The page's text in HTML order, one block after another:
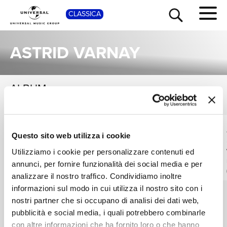
Questo sito web utilizza i cookie
Utilizziamo i cookie per personalizzare contenuti ed
annunci, per fornire funzionalità dei social media e per
analizzare il nostro traffico. Condividiamo inoltre
informazioni sul modo in cui utilizza il nostro sito con i
nostri partner che si occupano di analisi dei dati web,
pubblicità e social media, i quali potrebbero combinarle
con altre informazioni che ha fornito loro o che hanno
CLASSICA
ASTRID VARNAY
ALBUM
VEDI TUTTI
KIRSTEN FLAGSTAD,
BIRGIT NILSSON,
ASTRID VARNAY
Great Wagner
Singers
Digitale
ASTRID VARNAY
Astrid Varnay -
Complete Opera
Scenes and
Orchestral Songs on
DG
Digitale
SHOP
TOUR
NEWS
RICERCA
CHI SIAMO
CONTATTI